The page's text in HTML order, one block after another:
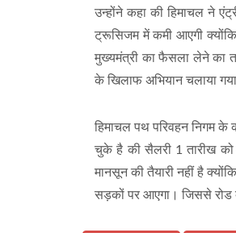
उन्होंने कहा की हिमाचल ने
ट्रूसिजम में कमी आएगी
मुख्यमंत्री का फैसला लेने का
के खिलाफ अभियान चलाया
हिमाचल पथ परिवहन निगम के
चुके है की सैलरी 1 तारीख को
मानसून की तैयारी नहीं है
सड़कों पर आएगा। जिससे रोड